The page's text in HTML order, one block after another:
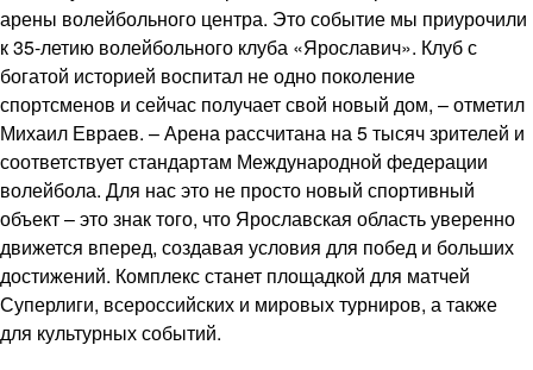
арены волейбольного центра. Это событие мы приурочили
к 35-летию волейбольного клуба «Ярославич». Клуб с
богатой историей воспитал не одно поколение
спортсменов и сейчас получает свой новый дом, – отметил
Михаил Евраев. – Арена рассчитана на 5 тысяч зрителей и
соответствует стандартам Международной федерации
волейбола. Для нас это не просто новый спортивный
объект – это знак того, что Ярославская область уверенно
движется вперед, создавая условия для побед и больших
достижений. Комплекс станет площадкой для матчей
Суперлиги, всероссийских и мировых турниров, а также
для культурных событий.